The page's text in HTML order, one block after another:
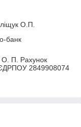
О.П.
банк
О. П. Рахунок
2849908074